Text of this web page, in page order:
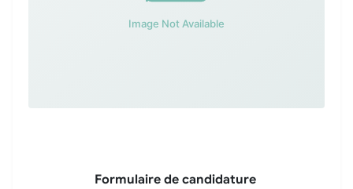
Formulaire de candidature